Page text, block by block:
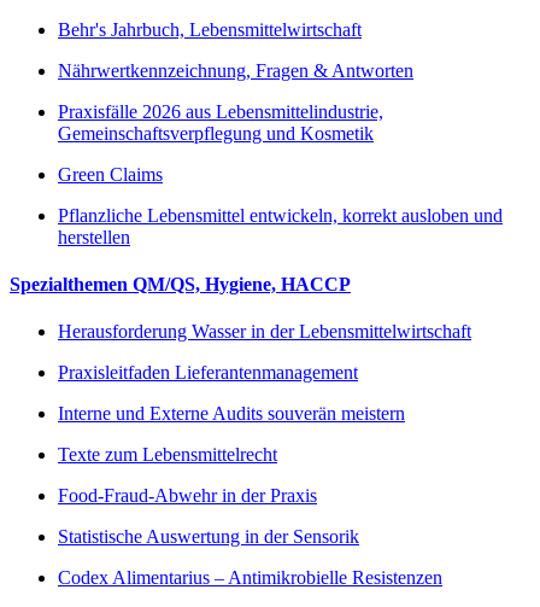
Behr's Jahrbuch, Lebensmittelwirtschaft
Nährwertkennzeichnung, Fragen & Antworten
Praxisfälle 2026 aus Lebensmittelindustrie,
Gemeinschaftsverpflegung und Kosmetik
Green Claims
Pflanzliche Lebensmittel entwickeln, korrekt ausloben und
herstellen
Spezialthemen QM/QS, Hygiene, HACCP
Herausforderung Wasser in der Lebensmittelwirtschaft
Praxisleitfaden Lieferantenmanagement
Interne und Externe Audits souverän meistern
Texte zum Lebensmittelrecht
Food-Fraud-Abwehr in der Praxis
Statistische Auswertung in der Sensorik
Codex Alimentarius – Antimikrobielle Resistenzen